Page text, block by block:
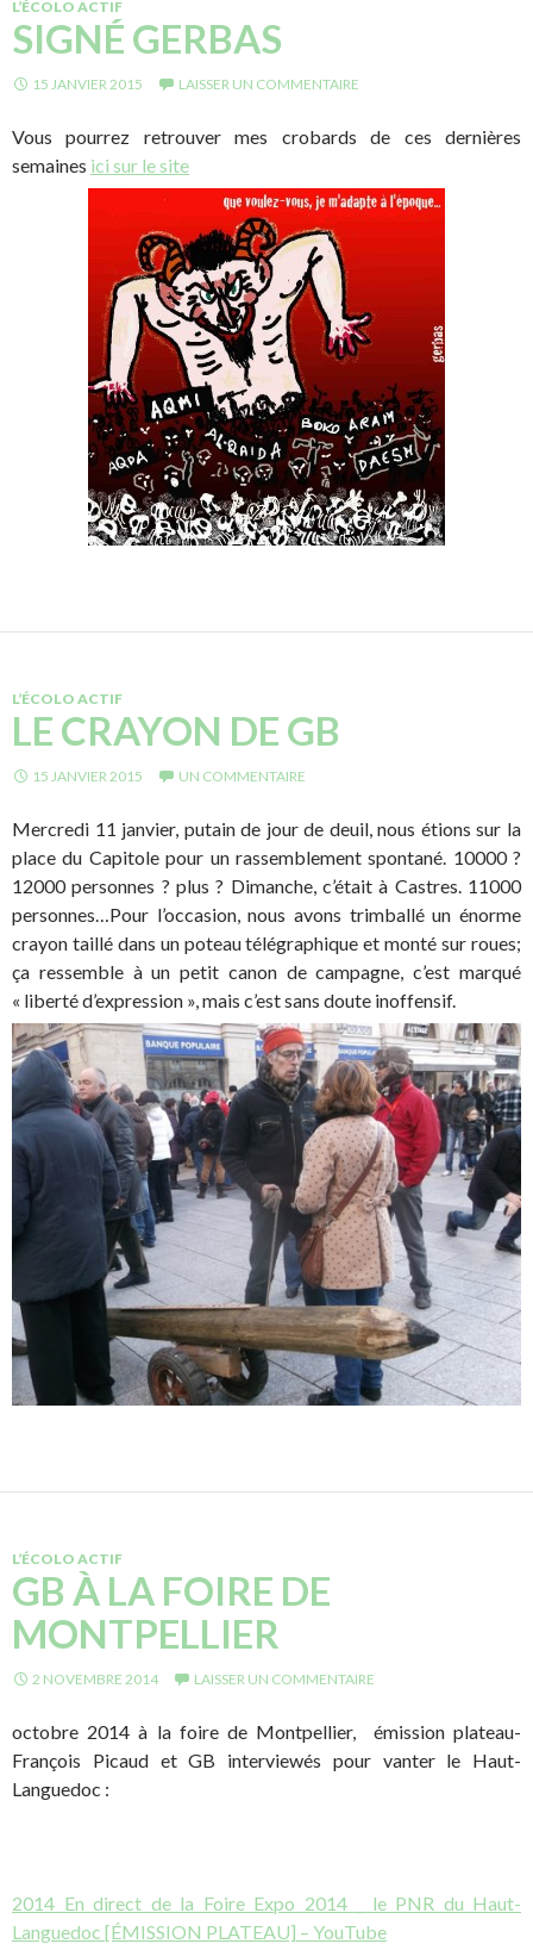
L’ÉCOLO ACTIF
SIGNÉ GERBAS
15 JANVIER 2015 LAISSER UN COMMENTAIRE
Vous pourrez retrouver mes crobards de ces dernières
semaines ici sur le site
L’ÉCOLO ACTIF
LE CRAYON DE GB
15 JANVIER 2015 UN COMMENTAIRE
Mercredi 11 janvier, putain de jour de deuil, nous étions sur la
place du Capitole pour un rassemblement spontané. 10000 ?
12000 personnes ? plus ? Dimanche, c’était à Castres. 11000
personnes…Pour l’occasion, nous avons trimballé un énorme
crayon taillé dans un poteau télégraphique et monté sur roues;
ça ressemble à un petit canon de campagne, c’est marqué
« liberté d’expression », mais c’est sans doute inoffensif.
L’ÉCOLO ACTIF
GB À LA FOIRE DE
MONTPELLIER
2 NOVEMBRE 2014 LAISSER UN COMMENTAIRE
octobre 2014 à la foire de Montpellier, émission plateau-
François Picaud et GB interviewés pour vanter le Haut-
Languedoc :
2014 En direct de la Foire Expo 2014 _ le PNR du Haut-
Languedoc [ÉMISSION PLATEAU] – YouTube